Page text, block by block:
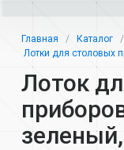
Главная Каталог
Лотки для столовых
Лоток